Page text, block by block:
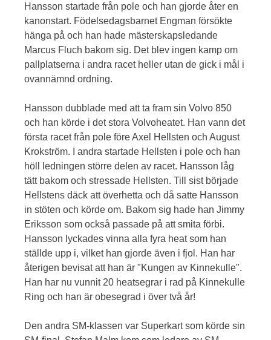
Hansson startade från pole och han gjorde åter en
kanonstart. Födelsedagsbarnet Engman försökte
hänga på och han hade mästerskapsledande
Marcus Fluch bakom sig. Det blev ingen kamp om
pallplatserna i andra racet heller utan de gick i mål i
ovannämnd ordning.
Hansson dubblade med att ta fram sin Volvo 850
och han körde i det stora Volvoheatet. Han vann det
första racet från pole före Axel Hellsten och August
Krokström. I andra startade Hellsten i pole och han
höll ledningen större delen av racet. Hansson låg
tätt bakom och stressade Hellsten. Till sist började
Hellstens däck att överhetta och då satte Hansson
in stöten och körde om. Bakom sig hade han Jimmy
Eriksson som också passade på att smita förbi.
Hansson lyckades vinna alla fyra heat som han
ställde upp i, vilket han gjorde även i fjol. Han har
återigen bevisat att han är "Kungen av Kinnekulle".
Han har nu vunnit 20 heatsegrar i rad på Kinnekulle
Ring och han är obesegrad i över två år!
Den andra SM-klassen var Superkart som körde sin